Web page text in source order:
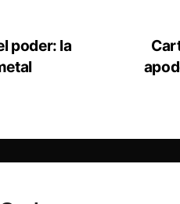
poder: la